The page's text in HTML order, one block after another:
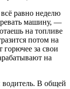
равно неделю
машину, —
на топливе
потом на
за свои
на
водитель. В общей